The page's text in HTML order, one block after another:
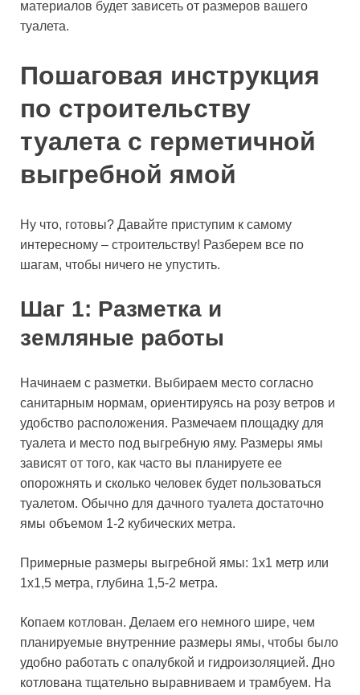
материалов будет зависеть от размеров вашего
туалета.
Пошаговая инструкция
по строительству
туалета с герметичной
выгребной ямой
Ну что, готовы? Давайте приступим к самому
интересному – строительству! Разберем все по
шагам, чтобы ничего не упустить.
Шаг 1: Разметка и
земляные работы
Начинаем с разметки. Выбираем место согласно
санитарным нормам, ориентируясь на розу ветров и
удобство расположения. Размечаем площадку для
туалета и место под выгребную яму. Размеры ямы
зависят от того, как часто вы планируете ее
опорожнять и сколько человек будет пользоваться
туалетом. Обычно для дачного туалета достаточно
ямы объемом 1-2 кубических метра.
Примерные размеры выгребной ямы: 1х1 метр или
1х1,5 метра, глубина 1,5-2 метра.
Копаем котлован. Делаем его немного шире, чем
планируемые внутренние размеры ямы, чтобы было
удобно работать с опалубкой и гидроизоляцией. Дно
котлована тщательно выравниваем и трамбуем. На